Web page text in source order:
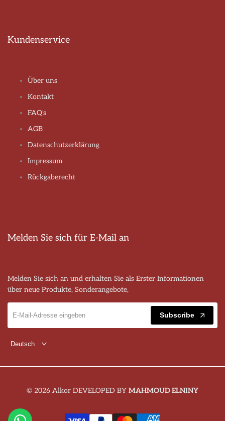
Kundenservice
Über uns
Kontakt
FAQ's
AGB
Datenschutzerklärung
Impressum
Rückgaberecht
Melden Sie sich für E-Mail an
Melden Sie sich an und erhalten Sie als Erster Informationen
über neue Produkte, Sonderangebote,
Subscribe
Deutsch
© 2026 Alkor DEVELOPED BY MAHMOUD ELNINY